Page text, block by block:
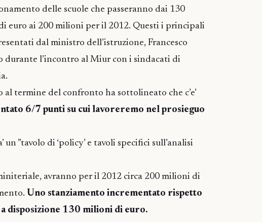
delle scuole che passeranno dai 130
euro ai 200 milioni per il 2012. Questi i principali
dal ministro dell’istruzione, Francesco
durante l’incontro al Miur con i sindacati di
al termine del confronto ha sottolineato che c’e’
6/7 punti su cui lavoreremo nel prosieguo
”tavolo di ‘policy’ e tavoli specifici sull’analisi
avranno per il 2012 circa 200 milioni di
Uno stanziamento incrementato rispetto
a disposizione 130 milioni di euro.